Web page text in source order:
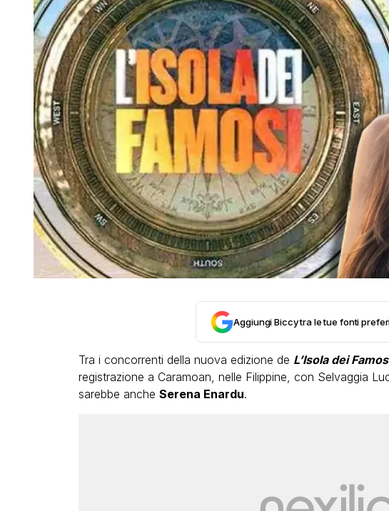
Aggiungi Biccy tra le tue fonti
Tra i concorrenti della nuova edizione de L’Isola dei
registrazione a Caramoan, nelle Filippine, con Selvaggia
sarebbe anche Serena Enardu.
compleanno con tutte le grandi